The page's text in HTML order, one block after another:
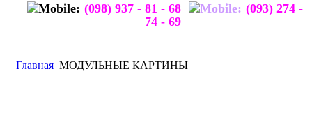
(098) 937 - 81 - 68
(093) 274 -
74 - 69
Главная МОДУЛЬНЫЕ КАРТИНЫ